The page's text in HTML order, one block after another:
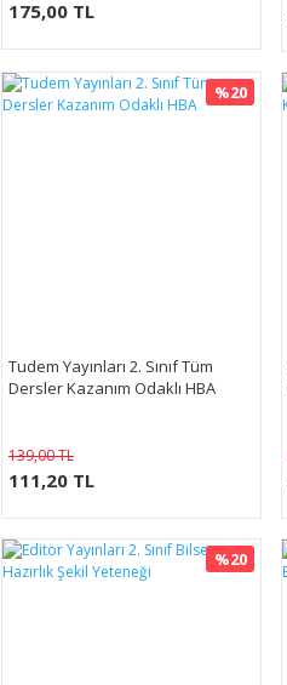
175,00 TL
%20
Tudem Yayınları 2. Sınıf Tüm
Dersler Kazanım Odaklı HBA
139,00 TL
111,20 TL
%20